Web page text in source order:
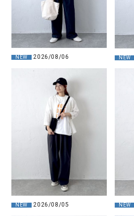
NEW 2026/08/06 NEW
NEW 2026/08/05 NEW